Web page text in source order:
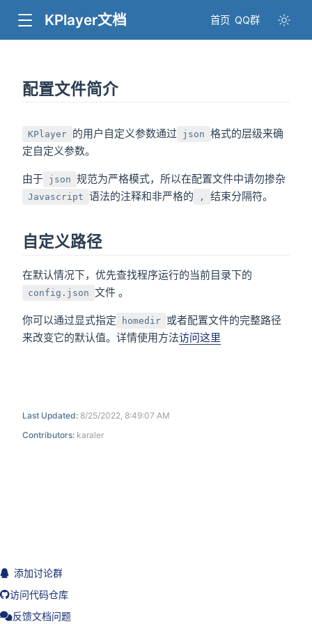
KPlayer文档 首页 QQ群
配置文件简介
KPlayer 的用户自定义参数通过 json 格式的层级来确
定自定义参数。
由于 json 规范为严格模式，所以在配置文件中请勿掺杂
Javascript 语法的注释和非严格的 , 结束分隔符。
自定义路径
在默认情况下，优先查找程序运行的当前目录下的
config.json 文件 。
你可以通过显式指定 homedir 或者配置文件的完整路径
来改变它的默认值。详情使用方法访问这里
Last Updated: 8/25/2022, 8:49:07 AM
Contributors: karaler
添加讨论群
访问代码仓库
反馈文档问题